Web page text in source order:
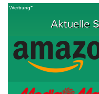
Werbung*
Aktuelle